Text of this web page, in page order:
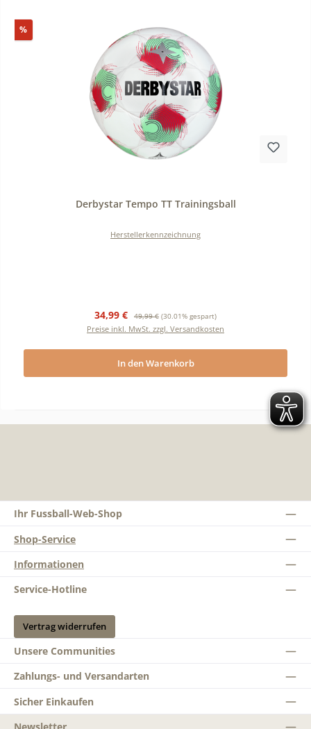
%Rabatt
Derbystar Tempo TT Trainingsball
Herstellerkennzeichnung
Verkaufspreis:
34,99 € Regulärer Preis:
49,99 € (30.01% gespart)
Preise inkl. MwSt. zzgl. Versandkosten
In den Warenkorb
Ihr Fussball-Web-Shop
Shop-Service
Informationen
Service-Hotline
Vertrag widerrufen
Unsere Communities
Zahlungs- und Versandarten
Sicher Einkaufen